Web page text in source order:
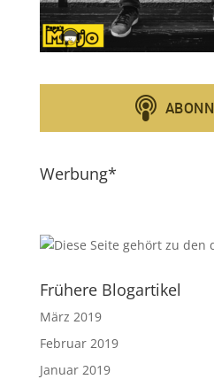
Werbung*
Frühere Blogartikel
März 2019
Februar 2019
Januar 2019